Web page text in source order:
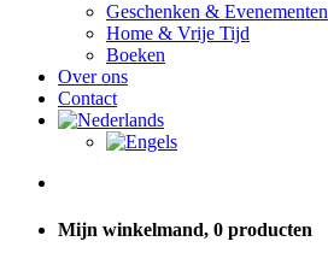
Geschenken & Evenementen
Home & Vrije Tijd
Boeken
Over ons
Contact
Mijn winkelmand, 0 producten